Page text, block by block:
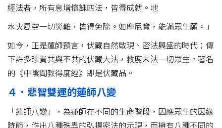
經法者，所有息增懷誅四法，皆得成就。地
水火風空一切災難，皆得免除。如摩尼寶，能滿眾生願。」
如今，正是蓮師預言，伏藏自然啟現、密法興盛的時代；傳
下許多珍貴共與不共的伏藏大法，救度末法一切眾生。著名
的《中陰聞教得度經》即是伏藏品。
４．悲智雙運的蓮師八變
「蓮師八變」，為蓮師在不同的生命階段，因應眾生的因緣
時節，作出八種殊異的弘揚密法的示現，而擁有八種不同的